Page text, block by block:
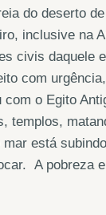
do deserto
inclusive na
civis daquele
com
o Egito
templos,
está
A pobreza